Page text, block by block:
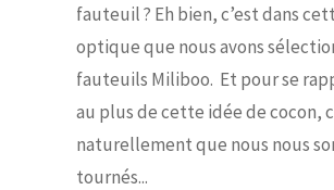
fauteuil ? Eh bien, c’est dans
optique que nous avons
fauteuils Miliboo. Et pour se
au plus de cette idée de cocon,
naturellement que nous nous
tournés...